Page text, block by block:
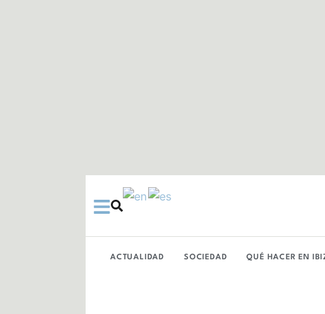
ACTUALIDAD SOCIEDAD QUÉ HACER EN